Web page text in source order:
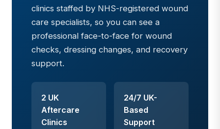
clinics staffed by NHS-registered wound
care specialists, so you can see a
professional face-to-face for wound
checks, dressing changes, and recovery
support.
2 UK
Aftercare
Clinics
24/7 UK-
Based
Support